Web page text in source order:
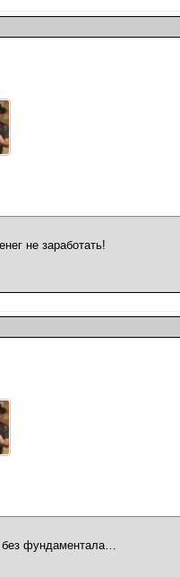
не заработать!
без фундаментала…